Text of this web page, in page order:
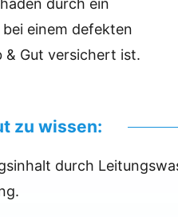
durch ein
einem defekten
& Gut versichert ist.
zu wissen:
durch